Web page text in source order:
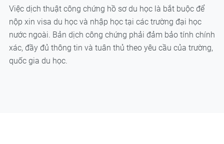
Việc dịch thuật công chứng hồ sơ du học là bắt buộc để
nộp xin visa du học và nhập học tại các trường đại học
nước ngoài. Bản dịch công chứng phải đảm bảo tính chính
xác, đầy đủ thông tin và tuân thủ theo yêu cầu của trường,
quốc gia du học.